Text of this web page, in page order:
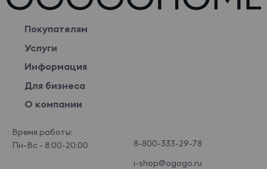
Покупателям
Услуги
Информация
Для бизнеса
О компании
Время работы:
Пн-Вс - 8:00-20:00
8-800-333-29-78
i-shop@ogogo.ru